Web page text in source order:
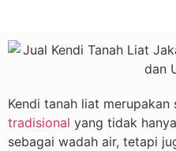
Kendi tanah liat
tradisional yang tidak
sebagai wadah air, tetapi